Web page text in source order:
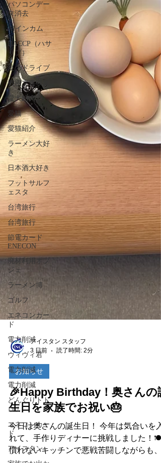
パソコンデー
タ消去
AIインカム
HACCP（ハサ
ップ）
夏のドライブ
機密文書収集
愛犬紹介
愛猫
愛猫紹介
ラーメン大好
き
日本酒大好き
フットサルフ
ェスタ
台湾旅行
台湾旅行
節電カード
ENECON
廃材利用オブ
ジェ
ラーメン博
ゴルフ
エネコンカー
ド
電力削減
ヴィヴィ君
電力削減
電力削減
どんぐりトト
ロ！
エネコンカー
ド
アイスタン
アイスタン スタッフ
3 日前
お知らせ
🎉Happy Birthday！奥さんの
生日を家族でお祝い🎂
今日は奥さんの誕生日！ 今年は気合いを入
れて、手作りディナーに挑戦しました！🍽️